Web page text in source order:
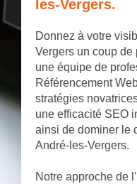
les-Vergers.
Donnez à votre
Vergers un coup de
une équipe de
Référencement
stratégies
une efficacité SEO
ainsi de dominer le
André-les-Vergers.
Notre approche de